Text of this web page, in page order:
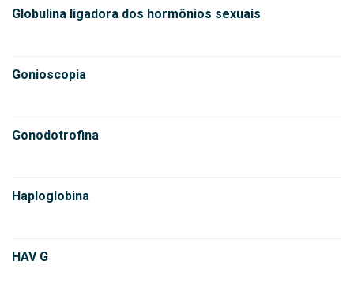
Globulina ligadora dos hormônios sexuais
Gonioscopia
Gonodotrofina
Haploglobina
HAV G